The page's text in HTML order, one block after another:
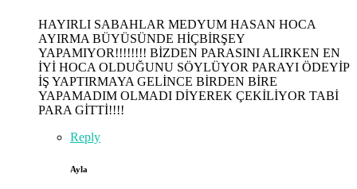
HAYIRLI SABAHLAR MEDYUM HASAN HOCA
AYIRMA BÜYÜSÜNDE HİÇBİRŞEY
YAPAMIYOR!!!!!!!! BİZDEN PARASINI ALIRKEN EN
İYİ HOCA OLDUĞUNU SÖYLÜYOR PARAYI ÖDEYİP
İŞ YAPTIRMAYA GELİNCE BİRDEN BİRE
YAPAMADIM OLMADI DİYEREK ÇEKİLİYOR TABİ
PARA GİTTİ!!!!
Reply
Ayla